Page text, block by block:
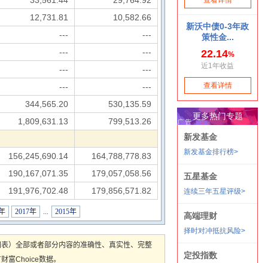
12,731.81
10,582.66
---
---
---
---
---
---
---
---
344,565.20
530,135.59
1,809,631.13
799,513.26
156,245,690.14
164,788,778.83
190,167,071.35
179,057,058.56
191,976,702.48
179,856,571.82
2017年 ... 2015年
）全部或者部分内容的准确性、真实性、完整
富Choice数据。